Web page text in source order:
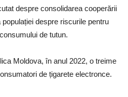
despre consolidarea cooperării
despre riscurile pentru
de tutun.
Moldova, în anul 2022, o treime
de țigarete electronce.